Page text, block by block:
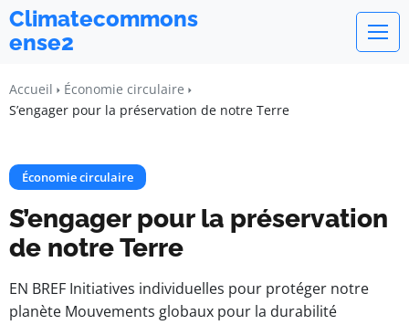
Climatecommons
ense2
Accueil
Économie circulaire
S’engager pour la préservation de notre Terre
Économie circulaire
S’engager pour la préservation
de notre Terre
EN BREF Initiatives individuelles pour protéger notre
planète Mouvements globaux pour la durabilité